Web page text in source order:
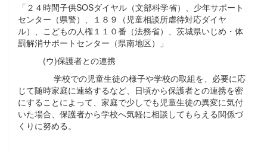
「２４時間子供SOSダイヤル（文部科学省）、少年サポート
センター（県警）、１８９（児童相談所虐待対応ダイヤ
ル）、こどもの人権１１０番（法務省）、茨城県いじめ・体
罰解消サポートセンター（県南地区）」
(ウ)保護者との連携
学校での児童生徒の様子や学校の取組を、必要に応
じて随時家庭に連絡するなど、日頃から保護者との連携を密
にすることによって、家庭で少しでも児童生徒の異変に気付
いた場合、保護者から学校へ気軽に相談してもらえる関係づ
くりに努める。